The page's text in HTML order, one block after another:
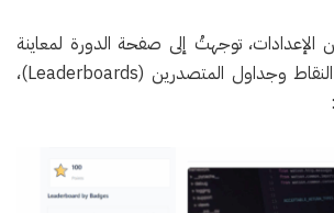
من الإعدادات، توجهتُ إلى صفحة الدورة لمعاينة
المظهر النهائي لقسم النقاط وجداول المتصدرين (Leaderboards)،